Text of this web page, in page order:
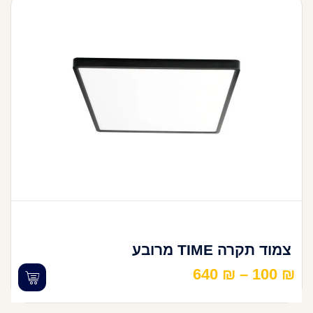
צמוד תקרה TIME מרובע
100 ₪
–
640 ₪